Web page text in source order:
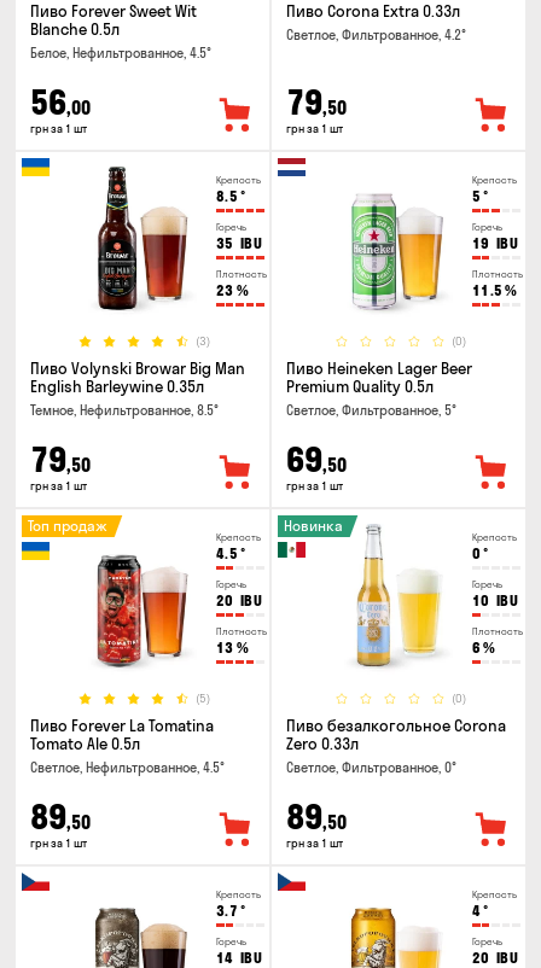
Пиво Forever Sweet Wit
Blanche 0.5л
Белое, Нефильтрованное, 4.5°
56,00
грн за 1 шт
Пиво Corona Extra 0.33л
Светлое, Фильтрованное, 4.2°
79,50
грн за 1 шт
Крепость
8.5 °
Горечь
35 IBU
Плотность
23 %
(3)
Пиво Volynski Browar Big Man
English Barleywine 0.35л
Темное, Нефильтрованное, 8.5°
79,50
грн за 1 шт
Крепость
5 °
Горечь
19 IBU
Плотность
11.5 %
(0)
Пиво Heineken Lager Beer
Premium Quality 0.5л
Светлое, Фильтрованное, 5°
69,50
грн за 1 шт
Крепость
4.5 °
Горечь
20 IBU
Плотность
13 %
(5)
Топ продаж
Пиво Forever La Tomatina
Tomato Ale 0.5л
Светлое, Нефильтрованное, 4.5°
89,50
грн за 1 шт
Крепость
0 °
Горечь
10 IBU
Плотность
6 %
(0)
Новинка
Пиво безалкогольное Corona
Zero 0.33л
Светлое, Фильтрованное, 0°
89,50
грн за 1 шт
Крепость
3.7 °
Горечь
14 IBU
Крепость
4°
Горечь
20 IBU